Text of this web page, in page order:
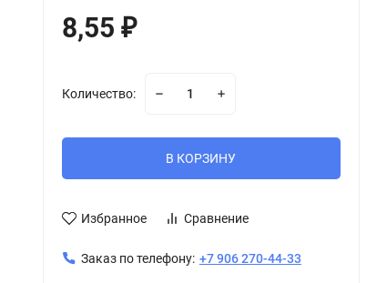
8,55 ₽
Количество:
В КОРЗИНУ
Избранное Сравнение
Заказ по телефону: +7 906 270-44-33